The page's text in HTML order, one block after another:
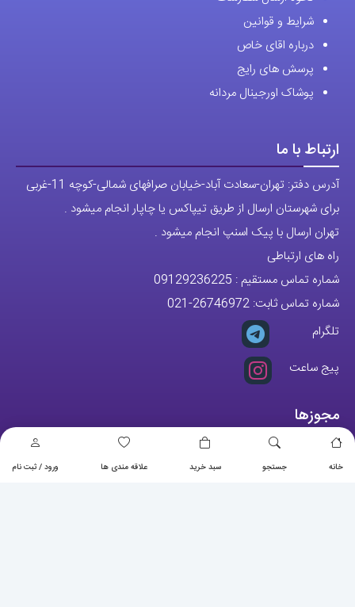
خانه جستجو سبد خرید علاقه مندی ها ورود / ثبت نام
پرسش های رایج
پوشاک اورجینال مردانه
ارتباط با ما
برای شهرستان ارسال از طریق تیپاکس یا چاپار انجام میشود .
تهران ارسال با پیک اسنپ انجام میشود .
راه های ارتباطی
شماره تماس مستقیم :
09129236225
شماره تماس ثابت:
26746972
تلگرام
پیج ساعت
مجوزها